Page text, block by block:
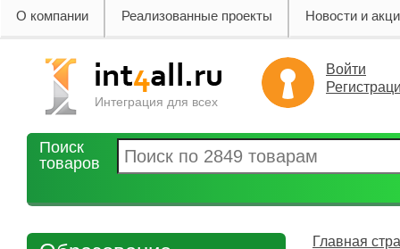
О компании Реализованные проекты Новости и
Интеграция для всех
Войти
Поиск
товаров
Главная